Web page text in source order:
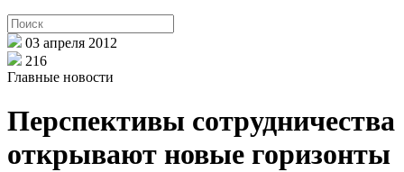
03 апреля 2012
216
Главные новости
Перспективы сотрудничества
открывают новые горизонты